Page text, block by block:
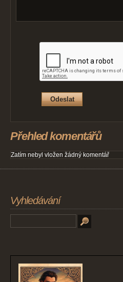
Přehled komentářů
Zatím nebyl vložen žádný komentář
Vyhledávání